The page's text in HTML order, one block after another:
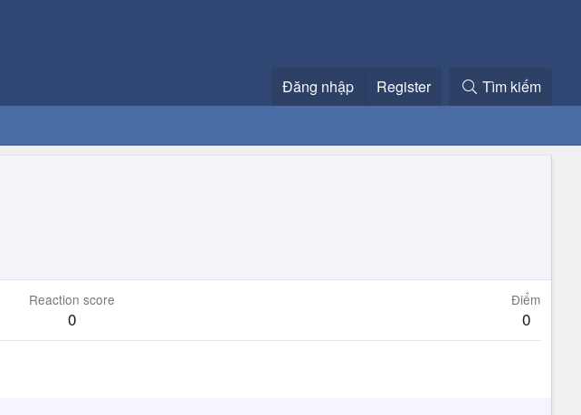
Đăng nhập Register Tìm kiếm
Reaction score
0
Điểm
0